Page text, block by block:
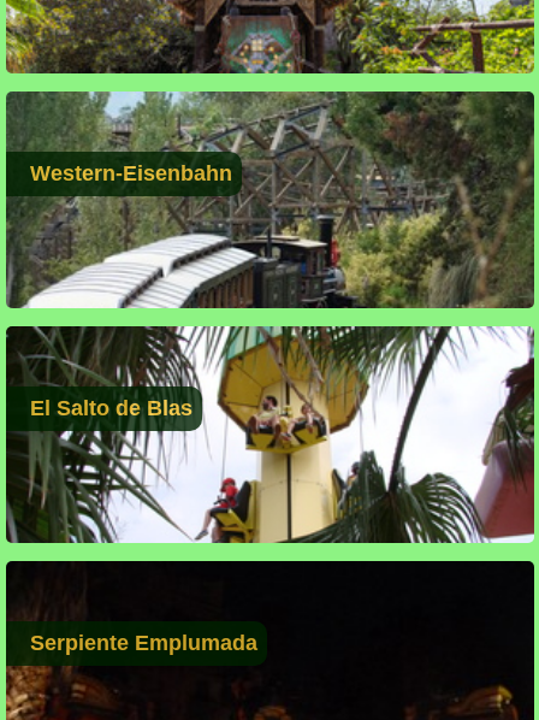
Western-Eisenbahn
El Salto de Blas
Serpiente Emplumada